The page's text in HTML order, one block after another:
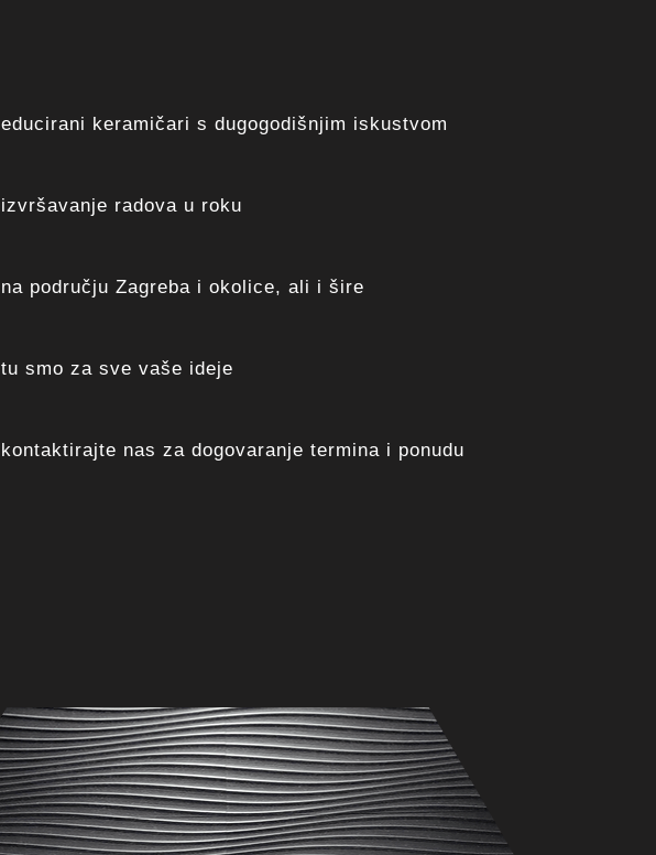
educirani keramičari s dugogodišnjim iskustvom
izvršavanje radova u roku
na području Zagreba i okolice, ali i šire
tu smo za sve vaše ideje
kontaktirajte nas za dogovaranje termina i ponudu